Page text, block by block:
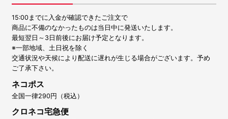
15:00までに入金が確認できたご注文で
商品に不備のなかったものは当日中に発送いたします。
最短翌日～3日前後にお届け予定となります。
※一部地域、土日祝を除く
交通状況や天候により配送に遅れが生じる場合がございます。予め
ご了承下さい。
ネコポス
全国一律290円（税込）
クロネコ宅急便